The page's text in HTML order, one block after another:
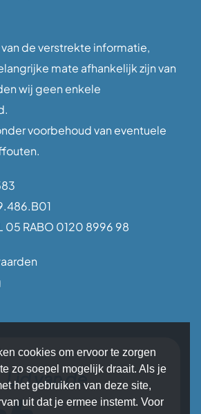
de verstrekte informatie,
mate afhankelijk zijn van
wij geen enkele
voorbehoud van eventuele
05 RABO 0120 8996 98
Lid van de
cookies om ervoor te zorgen
zo soepel mogelijk draait. Als je
het gebruiken van deze site,
uit dat je ermee instemt. Voor